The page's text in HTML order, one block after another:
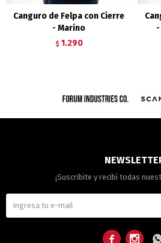
Canguro de Felpa con Cierre
- Marino
$ 1.290
¡Suscribite y recibí todas
 